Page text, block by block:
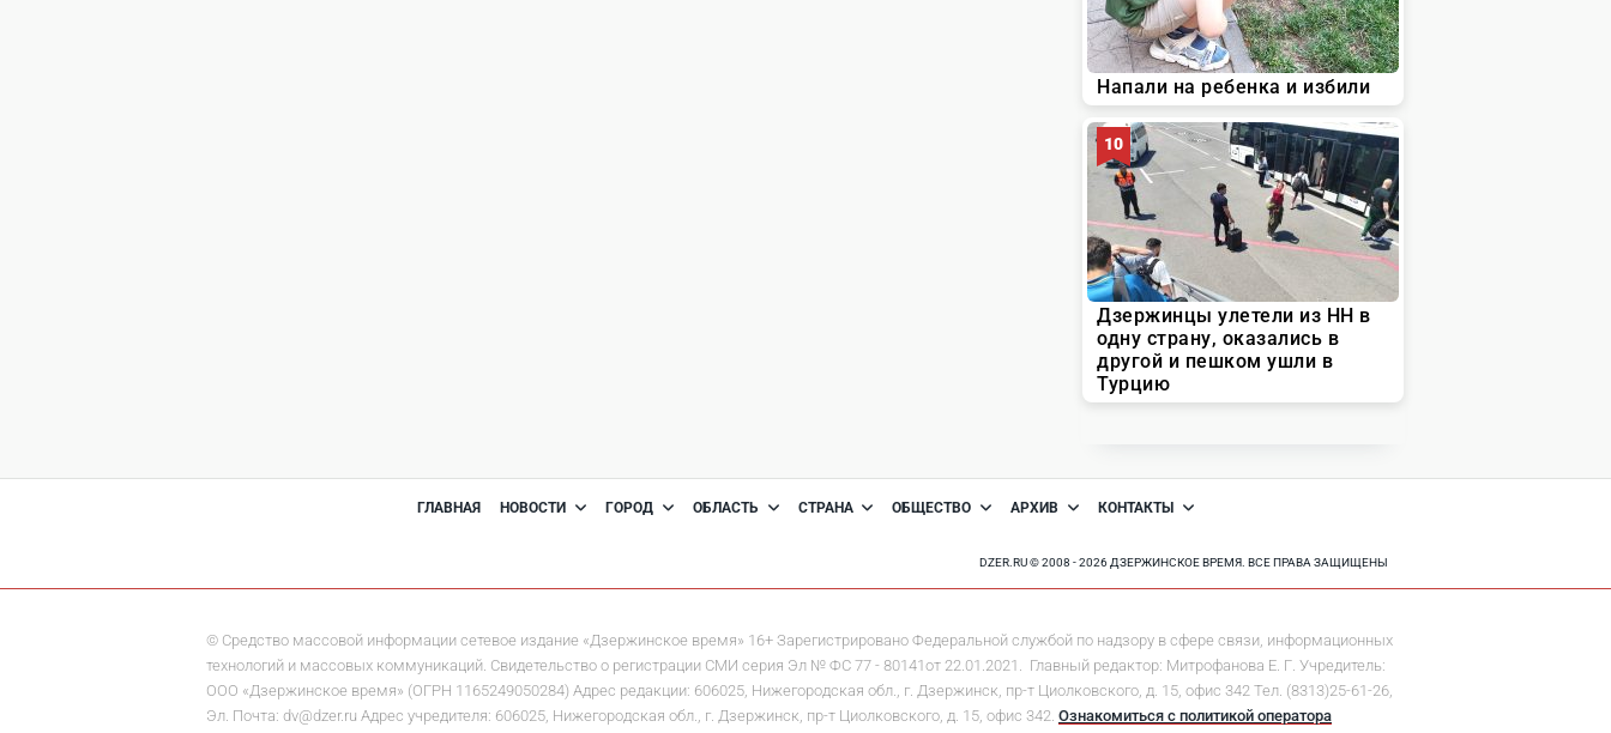
ГЛАВНАЯ НОВОСТИ ГОРОД ОБЛАСТЬ СТРАНА ОБЩЕСТВО АРХИВ КОНТАКТЫ
DZER.RU © 2008 - 2026 ДЗЕРЖИНСКОЕ ВРЕМЯ. ВСЕ ПРАВА ЗАЩИЩЕНЫ
© Средство массовой информации сетевое издание «Дзержинское время» 16+ Зарегистрировано Федеральной службой по надзору в сфере связи, информационных
технологий и массовых коммуникаций. Свидетельство о регистрации СМИ серия Эл № ФС 77 - 80141от 22.01.2021. Главный редактор: Митрофанова Е. Г. Учредитель:
ООО «Дзержинское время» (ОГРН 1165249050284) Адрес редакции: 606025, Нижегородская обл., г. Дзержинск, пр-т Циолковского, д. 15, офис 342 Тел. (8313)25-61-26,
Эл. Почта: dv@dzer.ru Адрес учредителя: 606025, Нижегородская обл., г. Дзержинск, пр-т Циолковского, д. 15, офис 342. Ознакомиться с политикой оператора